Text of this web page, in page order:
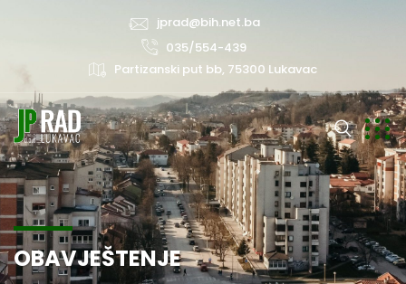
jprad@bih.net.ba
035/554-439
Partizanski put bb, 75300 Lukavac
OBAVJEŠTENJE